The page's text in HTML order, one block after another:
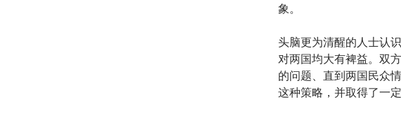
象。
头脑更为清醒的人士认
对两国均大有裨益。双
的问题、直到两国民众
这种策略，并取得了一定